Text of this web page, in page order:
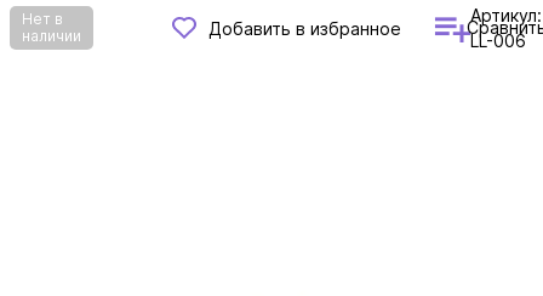
Нет в
наличии
Добавить в избранное
Артикул:
LL-006